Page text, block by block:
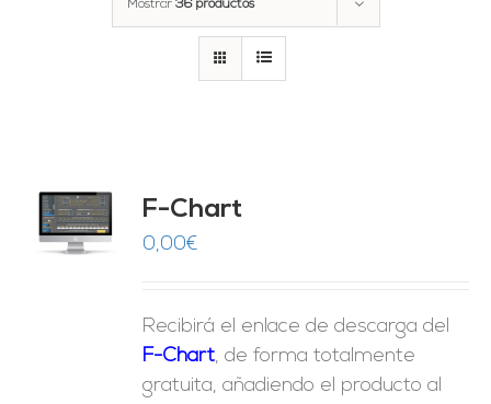
Mostrar 36 productos
F-Chart
0,00€
Recibirá el enlace de descarga del
F-Chart, de forma totalmente
gratuita, añadiendo el producto al